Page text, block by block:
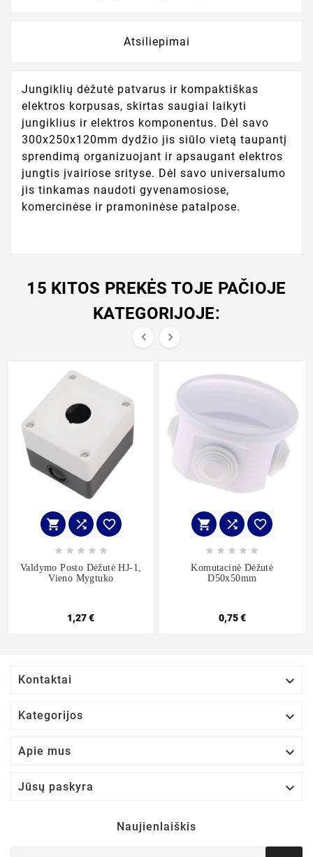
Atsiliepimai
Jungiklių dėžutė patvarus ir kompaktiškas
elektros korpusas, skirtas saugiai laikyti
jungiklius ir elektros komponentus. Dėl savo
300x250x120mm dydžio jis siūlo vietą taupantį
sprendimą organizuojant ir apsaugant elektros
jungtis įvairiose srityse. Dėl savo universalumo
jis tinkamas naudoti gyvenamosiose,
komercinėse ir pramoninėse patalpose.
15 KITOS PREKĖS TOJE PAČIOJE
KATEGORIJOJE:
 
  
    
Valdymo Posto Dėžutė HJ-1,
Vieno Mygtuko
1,27 €
  
    
Komutacinė Dėžutė
D50x50mm
0,75 €
Kontaktai 
Kategorijos 
Apie mus 
Jūsų paskyra 
Naujienlaiškis